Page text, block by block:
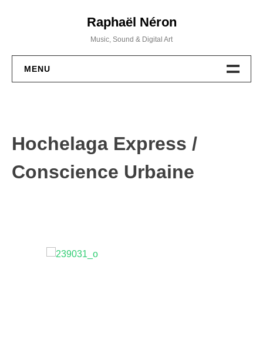
Raphaël Néron
Music, Sound & Digital Art
MENU
Hochelaga Express /
Conscience Urbaine